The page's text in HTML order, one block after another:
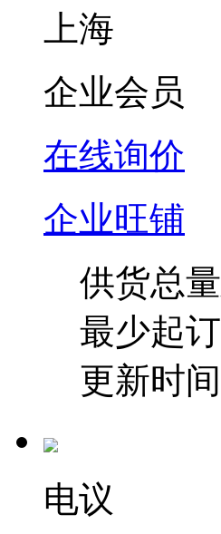
上海
企业会员
在线询价
企业旺铺
供货总量
最少起订
更新时间
电议